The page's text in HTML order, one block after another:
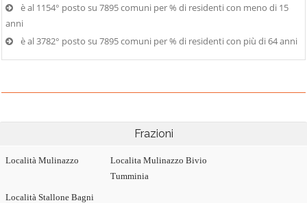
è al 1154° posto su 7895 comuni per % di residenti con meno di 15
anni
è al 3782° posto su 7895 comuni per % di residenti con più di 64 anni
Frazioni
Località Mulinazzo
Localita Mulinazzo Bivio
Tumminia
Località Stallone Bagni